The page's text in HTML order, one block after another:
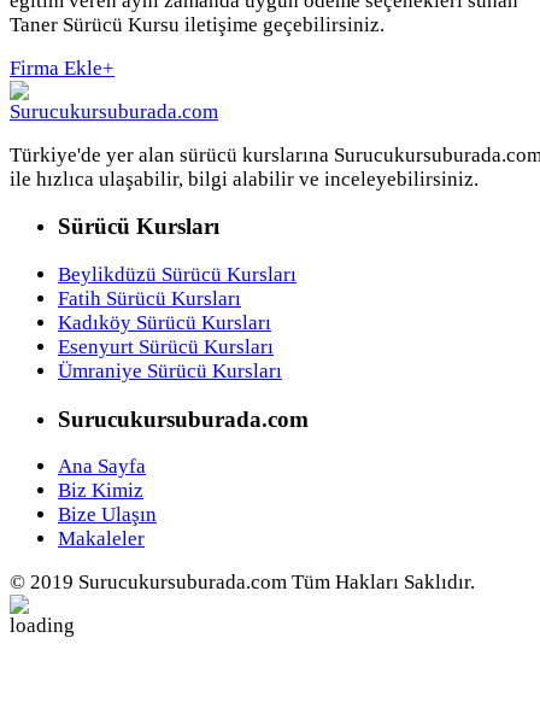
Taner Sürücü Kursu iletişime geçebilirsiniz.
Firma Ekle+
Türkiye'de yer alan sürücü kurslarına
ile hızlıca ulaşabilir, bilgi alabilir ve inceleyebilirsiniz.
Sürücü Kursları
Beylikdüzü Sürücü Kursları
Fatih Sürücü Kursları
Kadıköy Sürücü Kursları
Esenyurt Sürücü Kursları
Ümraniye Sürücü Kursları
Surucukursuburada.com
Ana Sayfa
Biz Kimiz
Bize Ulaşın
Makaleler
© 2019 Surucukursuburada.com Tüm Hakları Saklıdır.